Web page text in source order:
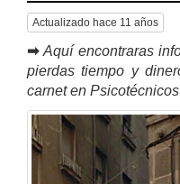
Actualizado hace 11 años
➡ Aquí encontraras
pierdas tiempo y
carnet en